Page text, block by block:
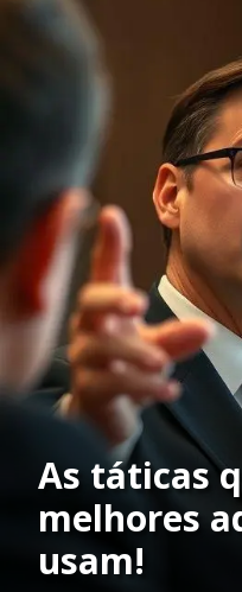
As táticas
melhores
usam!